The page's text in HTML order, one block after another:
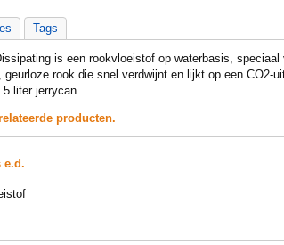
Tags
is een rookvloeistof op waterbasis,
rook die snel verdwijnt en lijkt op een CO2-
5 liter jerrycan.
producten.
e.d.